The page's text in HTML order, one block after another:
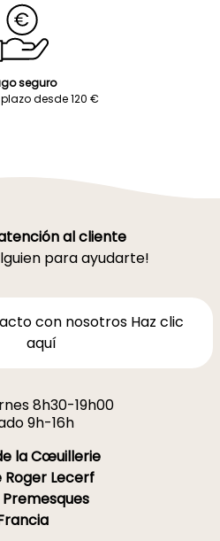
seguro
desde 120 €
al cliente
para ayudarte!
con nosotros Haz clic
aquí
8h30-19h00
9h-16h
la Cœuillerie
Roger Lecerf